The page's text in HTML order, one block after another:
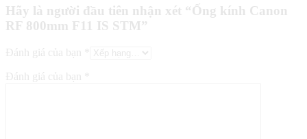
Hãy là người đầu tiên nhận xét “Ống kính Canon
RF 800mm F11 IS STM”
Đánh giá của bạn
Đánh giá của bạn